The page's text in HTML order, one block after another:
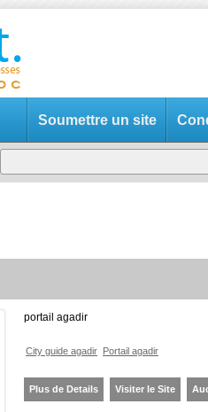
Soumettre un site
portail agadir
City guide agadir Portail agadir
Plus de Details Visiter le Site